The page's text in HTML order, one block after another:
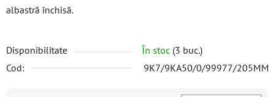
albastră închisă.
Disponibilitate În stoc (3 buc.)
Cod:
9K7/9KA50/0/99977/205MM